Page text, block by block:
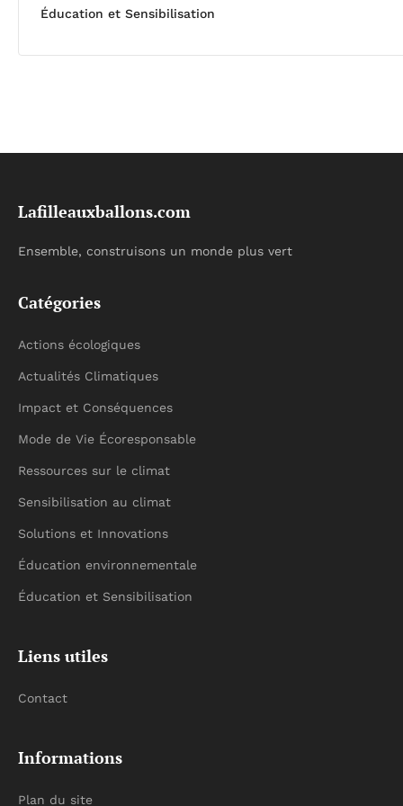
Éducation et Sensibilisation
Lafilleauxballons.com
Ensemble, construisons un monde plus vert
Catégories
Actions écologiques
Actualités Climatiques
Impact et Conséquences
Mode de Vie Écoresponsable
Ressources sur le climat
Sensibilisation au climat
Solutions et Innovations
Éducation environnementale
Éducation et Sensibilisation
Liens utiles
Contact
Informations
Plan du site